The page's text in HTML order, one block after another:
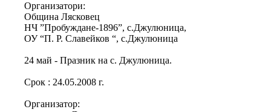
Организатори:
Община Лясковец
НЧ ”Пробуждане-1896”, с.Джулюница,
ОУ “П. Р. Славейков “, с.Джулюница
24 май - Празник на с. Джулюница.
Срок : 24.05.2008 г.
Организатор: